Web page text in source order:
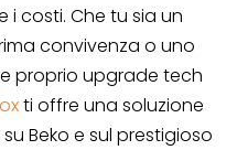
costi. Che tu sia un
convivenza o uno
proprio upgrade tech
ti offre una soluzione
Beko e sul prestigioso